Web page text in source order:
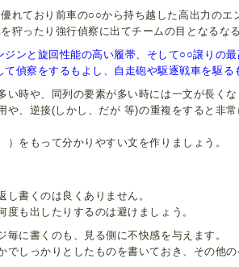
れており前車の○○から持ち越した高出力の
狩ったり強行偵察に出てチームの目となるな
ジンと旋回性能の高い履帯、そして○○譲りの
て偵察をするもよし、自走砲や駆逐戦車を駆
い時や、同列の要素が多い時には一文が長くな
や、逆接(しかし、だが 等)の重複をすると非
）をもって分かりやすい文を作りましょう。
し書くのは良くありません。
度も出したりするのは避けましょう。
毎に書くのも、見る側に不快感を与えます。
でしっかりとしたものを書いておき、その他